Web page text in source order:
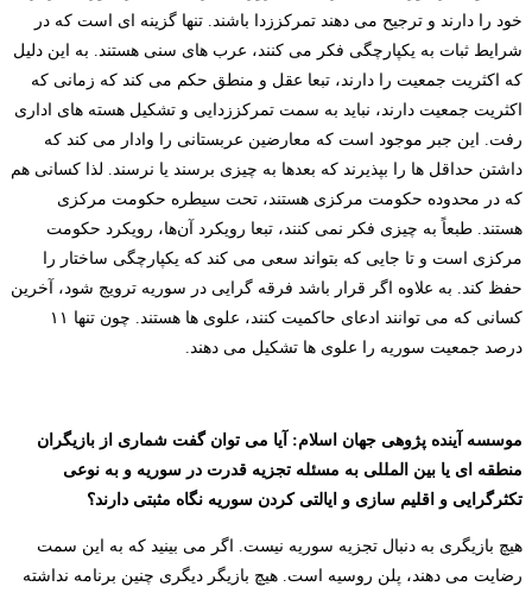
خود را دارند و ترجیح می دهند تمرکززدا باشند. تنها گزینه ای است که در
شرایط ثبات به یکپارچگی فکر می کنند، عرب های سنی هستند. به این دلیل
که اکثریت جمعیت را دارند، تبعا عقل و منطق حکم می کند که زمانی که
اکثریت جمعیت دارند، نباید به سمت تمرکززدایی و تشکیل هسته های اداری
رفت. این جبر موجود است که معارضین عربستانی را وادار می کند که
داشتن حداقل ها را بپذیرند که بعدها به چیزی برسند یا نرسند. لذا کسانی هم
که در محدوده حکومت مرکزی هستند، تحت سیطره حکومت مرکزی
هستند. طبعاً به چیزی فکر نمی کنند، تبعا رویکرد آن‌ها، رویکرد حکومت
مرکزی است و تا جایی که بتواند سعی می کند که یکپارچگی ساختار را
حفظ کند. به علاوه اگر قرار باشد فرقه گرایی در سوریه ترویج شود، آخرین
کسانی که می توانند ادعای حاکمیت کنند، علوی ها هستند. چون تنها ۱۱
درصد جمعیت سوریه را علوی ها تشکیل می دهند.
موسسه آینده پژوهی جهان اسلام: آیا می توان گفت شماری از بازیگران
منطقه ای یا بین المللی به مسئله تجزیه قدرت در سوریه و به نوعی
تکثرگرایی و اقلیم سازی و ایالتی کردن سوریه نگاه مثبتی دارند؟
هیچ بازیگری به دنبال تجزیه سوریه نیست. اگر می بینید که به این سمت
رضایت می دهند، پلن روسیه است. هیچ بازیگر دیگری چنین برنامه نداشته